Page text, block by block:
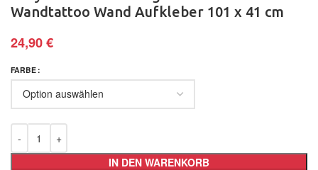
Wandtattoo Wand Aufkleber 101 x 41 cm
24,90€
FARBE
IN DEN WARENKORB